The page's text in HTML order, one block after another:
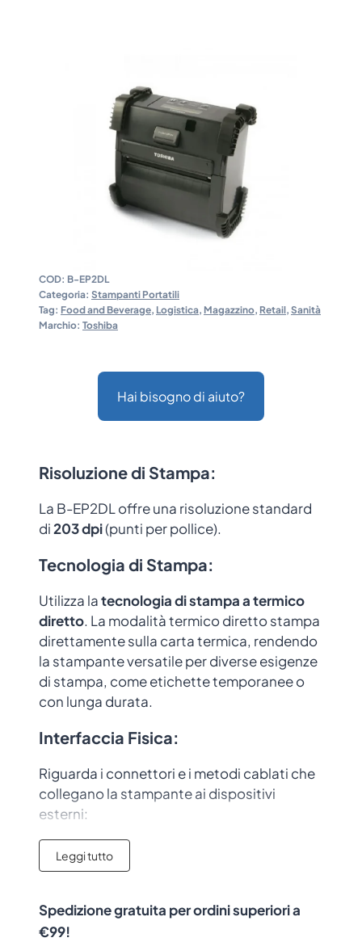
COD: B-EP2DL
Categoria: Stampanti Portatili
Tag: Food and Beverage, Logistica, Magazzino, Retail, Sanità
Marchio: Toshiba
Hai bisogno di aiuto?
Risoluzione di Stampa:
La B-EP2DL offre una risoluzione standard
di203 dpi(punti per pollice).
Tecnologia di Stampa:
Utilizza latecnologia di stampa atermico
diretto. La modalità termico diretto stampa
direttamente sulla carta termica, rendendo
la stampante versatile per diverse esigenze
di stampa, come etichette temporanee o
con lunga durata.
Interfaccia Fisica:
Riguarda i connettori e i metodi cablati che
collegano la stampante ai dispositivi
esterni:
USB
: È l’interfaccia più comune,
semplice da configurare e adatta per un
Interfaccia Wireless:
Leggi tutto
Spedizione gratuita per ordini superiori a
€99!